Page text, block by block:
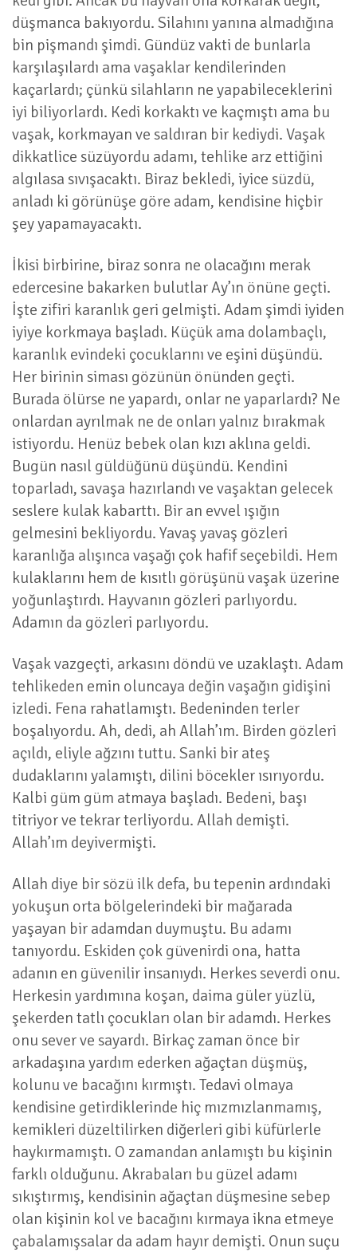
düşmanca bakıyordu. Silahını yanına almadığına
bin pişmandı şimdi. Gündüz vakti de bunlarla
karşılaşılardı ama vaşaklar kendilerinden
kaçarlardı; çünkü silahların ne yapabileceklerini
iyi biliyorlardı. Kedi korkaktı ve kaçmıştı ama bu
vaşak, korkmayan ve saldıran bir kediydi. Vaşak
dikkatlice süzüyordu adamı, tehlike arz ettiğini
algılasa sıvışacaktı. Biraz bekledi, iyice süzdü,
anladı ki görünüşe göre adam, kendisine hiçbir
şey yapamayacaktı.
İkisi birbirine, biraz sonra ne olacağını merak
edercesine bakarken bulutlar Ay’ın önüne geçti.
İşte zifiri karanlık geri gelmişti. Adam şimdi iyiden
iyiye korkmaya başladı. Küçük ama dolambaçlı,
karanlık evindeki çocuklarını ve eşini düşündü.
Her birinin siması gözünün önünden geçti.
Burada ölürse ne yapardı, onlar ne yaparlardı? Ne
onlardan ayrılmak ne de onları yalnız bırakmak
istiyordu. Henüz bebek olan kızı aklına geldi.
Bugün nasıl güldüğünü düşündü. Kendini
toparladı, savaşa hazırlandı ve vaşaktan gelecek
seslere kulak kabarttı. Bir an evvel ışığın
gelmesini bekliyordu. Yavaş yavaş gözleri
karanlığa alışınca vaşağı çok hafif seçebildi. Hem
kulaklarını hem de kısıtlı görüşünü vaşak üzerine
yoğunlaştırdı. Hayvanın gözleri parlıyordu.
Adamın da gözleri parlıyordu.
Vaşak vazgeçti, arkasını döndü ve uzaklaştı. Adam
tehlikeden emin oluncaya değin vaşağın gidişini
izledi. Fena rahatlamıştı. Bedeninden terler
boşalıyordu. Ah, dedi, ah Allah’ım. Birden gözleri
açıldı, eliyle ağzını tuttu. Sanki bir ateş
dudaklarını yalamıştı, dilini böcekler ısırıyordu.
Kalbi güm güm atmaya başladı. Bedeni, başı
titriyor ve tekrar terliyordu. Allah demişti.
Allah’ım deyivermişti.
Allah diye bir sözü ilk defa, bu tepenin ardındaki
yokuşun orta bölgelerindeki bir mağarada
yaşayan bir adamdan duymuştu. Bu adamı
tanıyordu. Eskiden çok güvenirdi ona, hatta
adanın en güvenilir insanıydı. Herkes severdi onu.
Herkesin yardımına koşan, daima güler yüzlü,
şekerden tatlı çocukları olan bir adamdı. Herkes
onu sever ve sayardı. Birkaç zaman önce bir
arkadaşına yardım ederken ağaçtan düşmüş,
kolunu ve bacağını kırmıştı. Tedavi olmaya
kendisine getirdiklerinde hiç mızmızlanmamış,
kemikleri düzeltilirken diğerleri gibi küfürlerle
haykırmamıştı. O zamandan anlamıştı bu kişinin
farklı olduğunu. Akrabaları bu güzel adamı
sıkıştırmış, kendisinin ağaçtan düşmesine sebep
olan kişinin kol ve bacağını kırmaya ikna etmeye
çabalamışsalar da adam hayır demişti. Onun suçu